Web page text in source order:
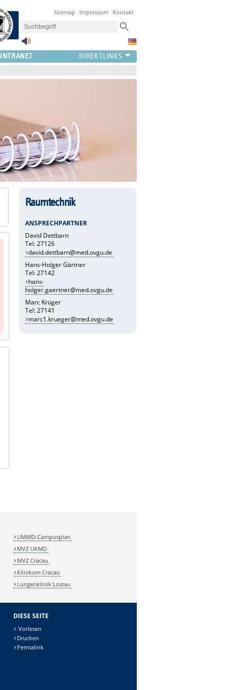
Sitemap Impressum Kontakt
INTRANET
Raumtechnik
ANSPRECHPARTNER
David Dettbarn
Tel: 27126
david.dettbarn@med.ovgu.de
Hans-Holger Gärtner
Tel: 27142
hans-
holger.gaertner@med.ovgu.de
Marc Krüger
Tel: 27141
marc1.krueger@med.ovgu.de
UMMD-Campusplan
MVZ UKMD
MVZ Cracau
Klinikum Cracau
Lungenklinik Lostau
DIESE SEITE
Vorlesen
Drucken
Permalink